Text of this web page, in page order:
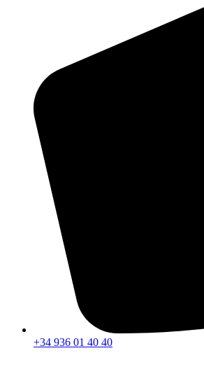
+34 936 01 40 40